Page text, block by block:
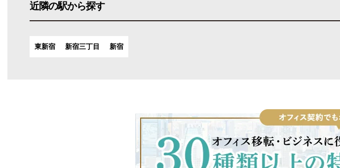
近隣の駅から探す
東新宿 新宿三丁目 新宿